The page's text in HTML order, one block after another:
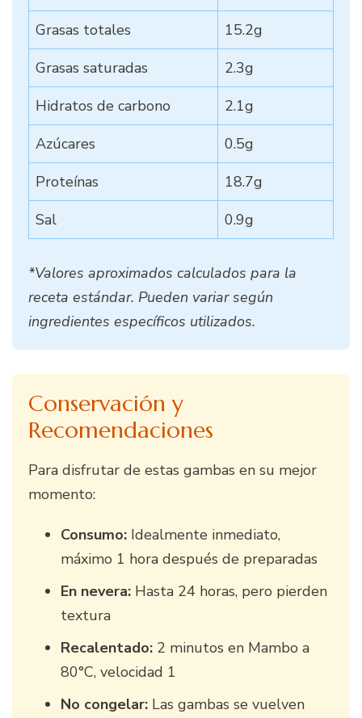
Grasas totales
15.2g
Grasas saturadas
2.3g
Hidratos de carbono
2.1g
Azúcares
0.5g
Proteínas
18.7g
Sal
0.9g
*Valores aproximados calculados para la
receta estándar. Pueden variar según
ingredientes específicos utilizados.
Conservación y
Recomendaciones
Para disfrutar de estas gambas en su mejor
momento:
Consumo: Idealmente inmediato,
máximo 1 hora después de preparadas
En nevera: Hasta 24 horas, pero pierden
textura
Recalentado: 2 minutos en Mambo a
80°C, velocidad 1
No congelar: Las gambas se vuelven